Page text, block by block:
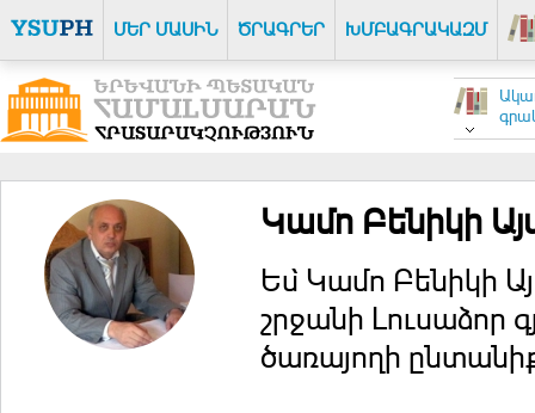
ՄԵՐ ՄԱՍԻՆ ԾՐԱԳՐԵՐ ԽՄԲԱԳՐԱԿԱԶՄ
Կամո Բենիկի
Ես̀ Կամո Բենիկի
շրջանի Լուսաձոր
ծառայողի